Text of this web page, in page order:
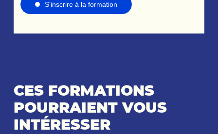
S’inscrire à la formation
CES FORMATIONS
POURRAIENT VOUS
INTÉRESSER